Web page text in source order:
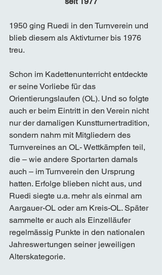
1950 ging Ruedi in den Turnverein und
blieb diesem als Aktivturner bis 1976
treu.
Schon im Kadettenunterricht entdeckte
er seine Vorliebe für das
Orientierungslaufen (OL). Und so folgte
auch er beim Eintritt in den Verein nicht
nur der damaligen Kunstturnertradition,
sondern nahm mit Mitgliedern des
Turnvereines an OL- Wettkämpfen teil,
die – wie andere Sportarten damals
auch – im Turnverein den Ursprung
hatten. Erfolge blieben nicht aus, und
Ruedi siegte u.a. mehr als einmal am
Aargauer-OL oder am Kreis-OL. Später
sammelte er auch als Einzelläufer
regelmässig Punkte in den nationalen
Jahreswertungen seiner jeweiligen
Alterskategorie.